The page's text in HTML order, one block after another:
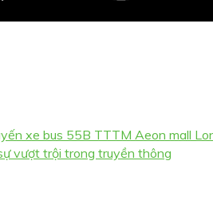
xe bus 55B TTTM Aeon mall
vượt trội trong truyền thông